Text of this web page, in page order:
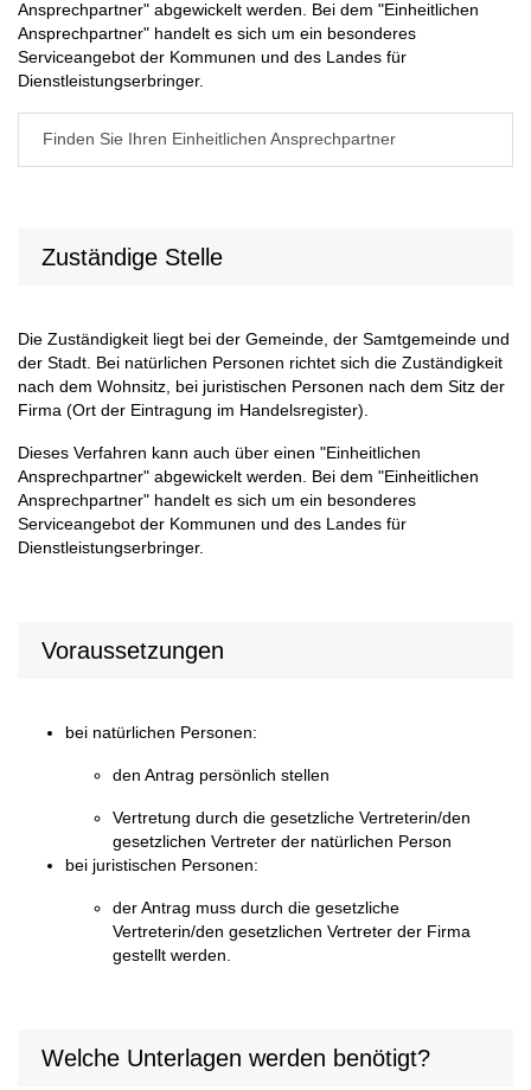
Ansprechpartner" abgewickelt werden. Bei dem "Einheitlichen
Ansprechpartner" handelt es sich um ein besonderes
Serviceangebot der Kommunen und des Landes für
Dienstleistungserbringer.
Finden Sie Ihren Einheitlichen Ansprechpartner
Zuständige Stelle
Die Zuständigkeit liegt bei der Gemeinde, der Samtgemeinde und
der Stadt. Bei natürlichen Personen richtet sich die Zuständigkeit
nach dem Wohnsitz, bei juristischen Personen nach dem Sitz der
Firma (Ort der Eintragung im Handelsregister).
Dieses Verfahren kann auch über einen "Einheitlichen
Ansprechpartner" abgewickelt werden. Bei dem "Einheitlichen
Ansprechpartner" handelt es sich um ein besonderes
Serviceangebot der Kommunen und des Landes für
Dienstleistungserbringer.
Voraussetzungen
bei natürlichen Personen:
den Antrag persönlich stellen
Vertretung durch die gesetzliche Vertreterin/den
gesetzlichen Vertreter der natürlichen Person
bei juristischen Personen:
der Antrag muss durch die gesetzliche
Vertreterin/den gesetzlichen Vertreter der Firma
gestellt werden.
Welche Unterlagen werden benötigt?